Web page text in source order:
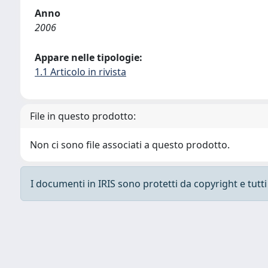
Anno
2006
Appare nelle tipologie:
1.1 Articolo in rivista
File in questo prodotto:
Non ci sono file associati a questo prodotto.
I documenti in IRIS sono protetti da copyright e